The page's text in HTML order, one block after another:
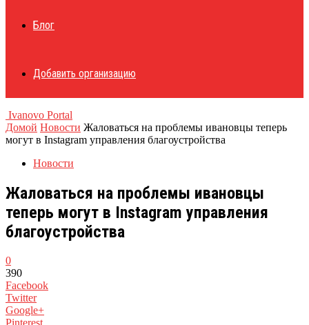
Блог
Добавить организацию
Ivanovo Portal
Домой Новости Жаловаться на проблемы ивановцы теперь
могут в Instagram управления благоустройства
Новости
Жаловаться на проблемы ивановцы
теперь могут в Instagram управления
благоустройства
0
390
Facebook
Twitter
Google+